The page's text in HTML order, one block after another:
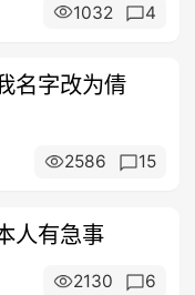
1032 4
名字改为倩
2586 15
人有急事
2130 6